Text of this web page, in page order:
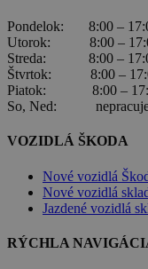
Pondelok: 8:00 –
Utorok: 8:00 –
Streda: 8:00 –
Štvrtok: 8:00 –
Piatok: 8:00 –
So, Ned:
VOZIDLÁ ŠKODA
Nové vozidlá
Nové vozidlá
Jazdené vozidlá
RÝCHLA